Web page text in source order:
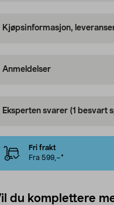
Kjøpsinformasjon,
Anmeldelser
Eksperten svarer (1 besvart
Fri frakt
Fra 599,–*
du komplettere